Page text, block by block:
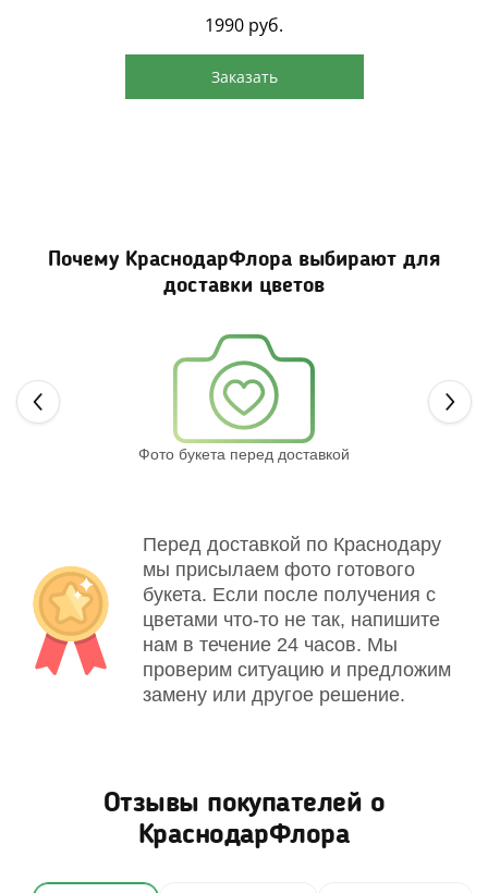
1990 руб.
Заказать
Почему КраснодарФлора выбирают для
доставки цветов
Фото букета перед доставкой
Перед доставкой по Краснодару
мы присылаем фото готового
букета. Если после получения с
цветами что-то не так, напишите
нам в течение 24 часов. Мы
проверим ситуацию и предложим
замену или другое решение.
Отзывы покупателей о
КраснодарФлора